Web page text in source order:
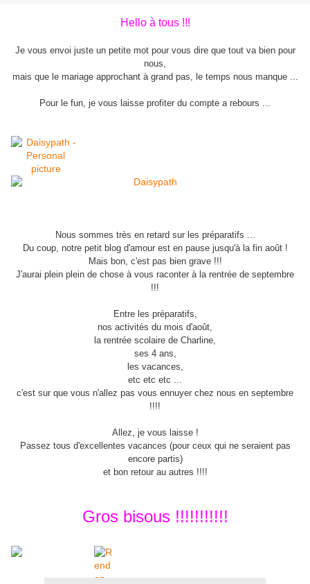
Hello à tous !!!
Je vous envoi juste un petite mot pour vous dire que tout va bien pour
nous,
mais que le mariage approchant à grand pas, le temps nous manque ...
Pour le fun, je vous laisse profiter du compte a rebours ...
Nous sommes très en retard sur les préparatifs ...
Du coup, notre petit blog d'amour est en pause jusqu'à la fin août !
Mais bon, c'est pas bien grave !!!
J'aurai plein plein de chose à vous raconter à la rentrée de septembre
!!!
Entre les préparatifs,
nos activités du mois d'août,
la rentrée scolaire de Charline,
ses 4 ans,
les vacances,
etc etc etc ...
c'est sur que vous n'allez pas vous ennuyer chez nous en septembre
!!!!
Allez, je vous laisse !
Passez tous d'excellentes vacances (pour ceux qui ne seraient pas
encore partis)
et bon retour au autres !!!!
Gros bisous !!!!!!!!!!!